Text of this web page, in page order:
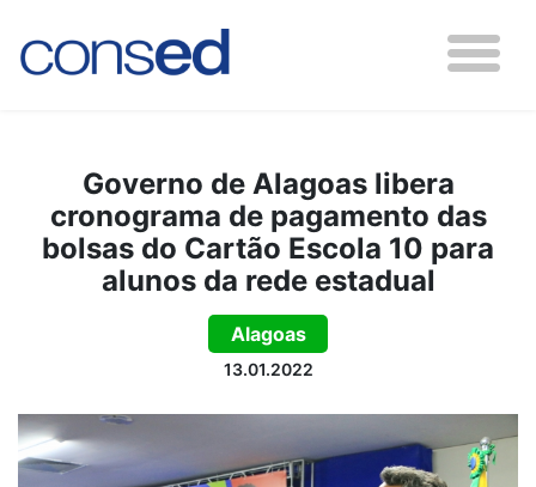
Governo de Alagoas libera
cronograma de pagamento das
bolsas do Cartão Escola 10 para
alunos da rede estadual
Alagoas
13.01.2022